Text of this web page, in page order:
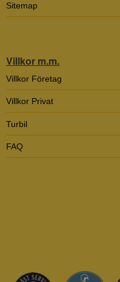
Sitemap
Villkor m.m.
Villkor Företag
Villkor Privat
Turbil
FAQ